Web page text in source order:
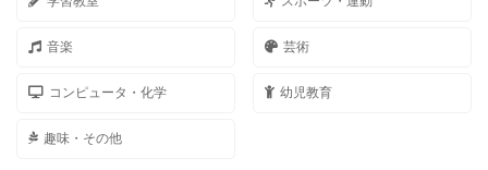
音楽 芸術
コンピュータ・化学 幼児教育
趣味・その他